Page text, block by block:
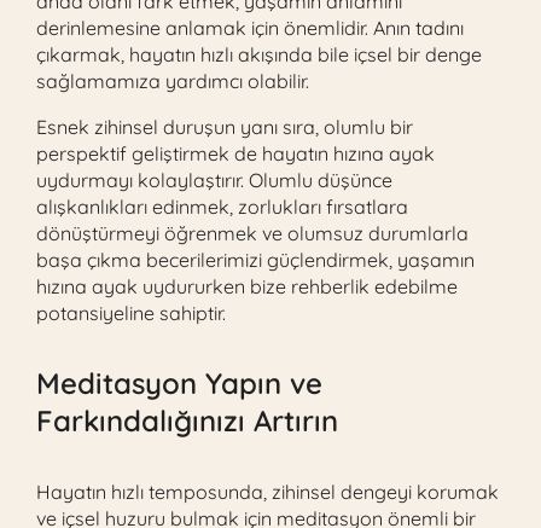
derinlemesine anlamak için önemlidir. Anın tadını
çıkarmak, hayatın hızlı akışında bile içsel bir denge
sağlamamıza yardımcı olabilir.
Esnek zihinsel duruşun yanı sıra, olumlu bir
perspektif geliştirmek de hayatın hızına ayak
uydurmayı kolaylaştırır. Olumlu düşünce
alışkanlıkları edinmek, zorlukları fırsatlara
dönüştürmeyi öğrenmek ve olumsuz durumlarla
başa çıkma becerilerimizi güçlendirmek, yaşamın
hızına ayak uydururken bize rehberlik edebilme
potansiyeline sahiptir.
Meditasyon Yapın ve
Farkındalığınızı Artırın
Hayatın hızlı temposunda, zihinsel dengeyi korumak
ve içsel huzuru bulmak için meditasyon önemli bir